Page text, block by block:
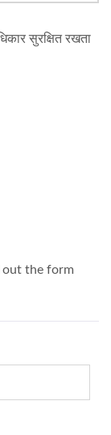
सुरक्षित रखता